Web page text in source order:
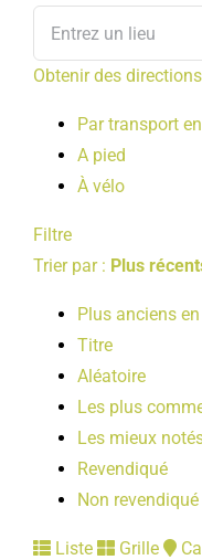
Obtenir des directions
Par transport
A pied
À vélo
Filtre
Trier par : Plus
Plus anciens
Titre
Aléatoire
Les plus
Les mieux
Revendiqué
Non revendiqué
Liste Grille